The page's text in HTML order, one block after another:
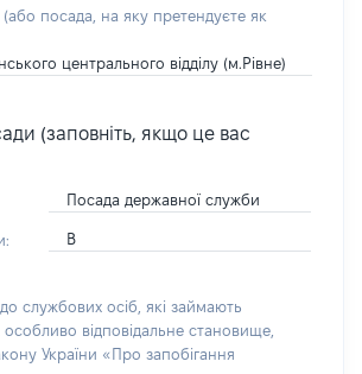
(або посада, на яку претендуєте як
центрального відділу (м.Рівне)
(заповніть, якщо це вас
Посада державної служби
В
службових осіб, які займають
особливо відповідальне становище,
України «Про запобігання